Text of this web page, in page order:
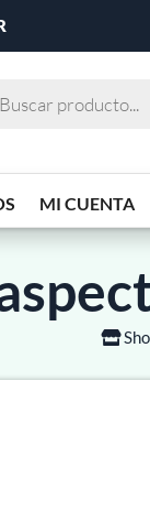
MI CUENTA